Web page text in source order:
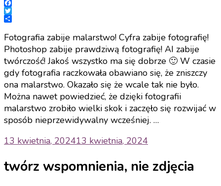
Facebook
Twitter
Share
Fotografia zabije malarstwo! Cyfra zabije fotografię!
Photoshop zabije prawdziwą fotografię! AI zabije
twórczość! Jakoś wszystko ma się dobrze 🙂 W czasie
gdy fotografia raczkowała obawiano się, że zniszczy
ona malarstwo. Okazało się że wcale tak nie było.
Można nawet powiedzieć, że dzięki fotografii
malarstwo zrobiło wielki skok i zaczęło się rozwijać w
sposób nieprzewidywalny wcześniej. …
13 kwietnia, 202413 kwietnia, 2024
twórz wspomnienia, nie zdjęcia